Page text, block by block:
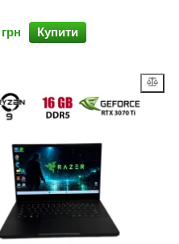
Купити